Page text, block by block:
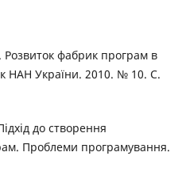
фабрик програм в
НАН України. 2010. № 10. C.
до створення
Проблеми програмування.